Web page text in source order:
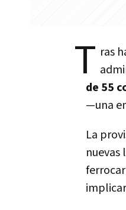
T ras
de 55
—una
La
nuevas